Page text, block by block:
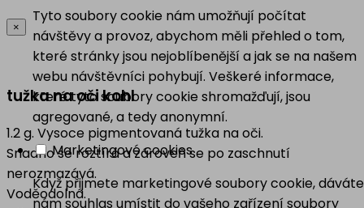
×
tužka na oči kohl
1.2 g. Vysoce pigmentovaná tužka na oči.
Snadno se roztírá a zároveň se po zaschnutí
nerozmazává.
Voděodolná.
Tyto soubory cookie nám umožňují počítat
návštěvy a provoz, abychom měli přehled o tom,
které stránky jsou nejoblíbenější a jak se na našem
webu návštěvníci pohybují. Veškeré informace,
které tyto soubory cookie shromažďují, jsou
agregované, a tedy anonymní.
Marketingové cookies
Když přijmete marketingové soubory cookie, dáváte
nám souhlas umístit do vašeho zařízení soubory